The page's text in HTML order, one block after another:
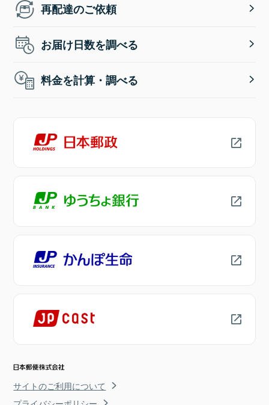
再配達のご依頼
お届け日数を調べる
料金を計算・調べる
サイトのご利用について